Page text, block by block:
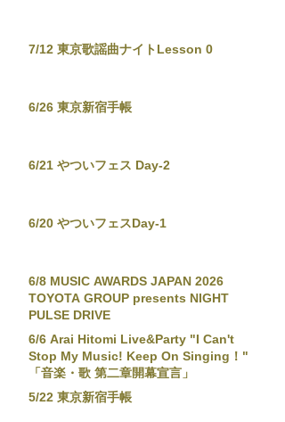
7/12 東京歌謡曲ナイトLesson 0
6/26 東京新宿手帳
6/21 やついフェス Day-2
6/20 やついフェスDay-1
6/8 MUSIC AWARDS JAPAN 2026
TOYOTA GROUP presents NIGHT
PULSE DRIVE
6/6 Arai Hitomi Live&Party "I Can't
Stop My Music! Keep On Singing！"
「音楽・歌 第二章開幕宣言」
5/22 東京新宿手帳